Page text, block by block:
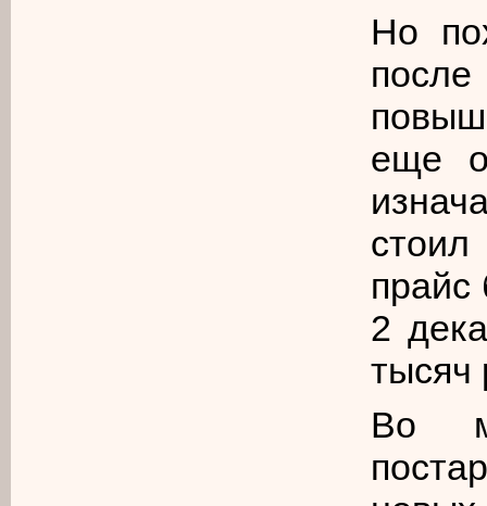
Но
еще
прайс
2
тысяч
Во